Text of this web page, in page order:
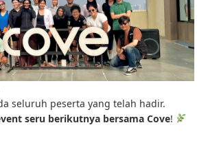
seluruh peserta yang telah hadir.
seru berikutnya bersama Cove!